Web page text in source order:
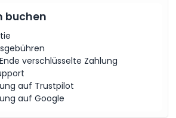
buchen
verschlüsselte Zahlung
auf Trustpilot
auf Google